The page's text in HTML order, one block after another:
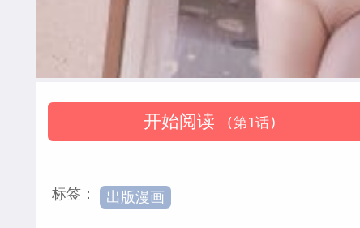
开始阅读 (第1话)
标签： 出版漫画